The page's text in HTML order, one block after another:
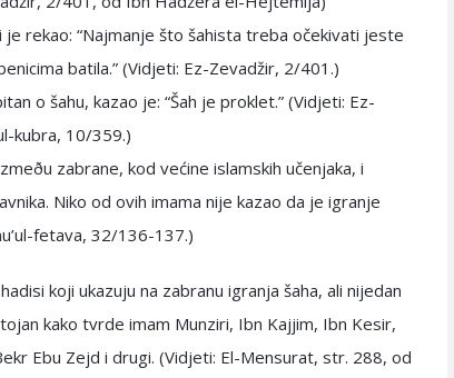
rekao: “Najmanje što šahista treba očekivati jeste
batila.” (Vidjeti: Ez-Zevadžir, 2/401.)
o šahu, kazao je: “Šah je proklet.” (Vidjeti: Ez-
kubra, 10/359.)
zabrane, kod većine islamskih učenjaka, i
Niko od ovih imama nije kazao da je igranje
fetava, 32/136-137.)
koji ukazuju na zabranu igranja šaha, ali nijedan
kako tvrde imam Munziri, Ibn Kajjim, Ibn Kesir,
Ebu Zejd i drugi. (Vidjeti: El-Mensurat, str. 288, od